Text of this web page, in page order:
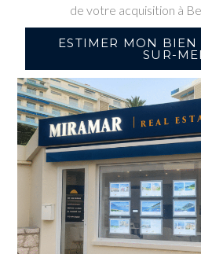
de votre acquisition à
ESTIMER MON
SUR-